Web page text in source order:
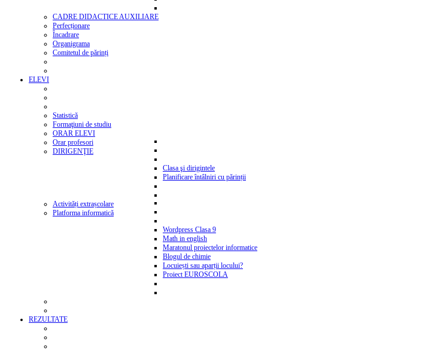
CADRE DIDACTICE AUXILIARE
Perfecționare
Încadrare
Organigrama
Comitetul de părinți
ELEVI
Statistică
Formaţiuni de studiu
ORAR ELEVI
Orar profesori
DIRIGENŢIE
Clasa şi dirigintele
Planificare întâlniri cu părinții
Activități extrașcolare
Platforma informatică
Wordpress Clasa 9
Math in english
Maratonul proiectelor informatice
Blogul de chimie
Locuiești sau aparții locului?
Proiect EUROSCOLA
REZULTATE